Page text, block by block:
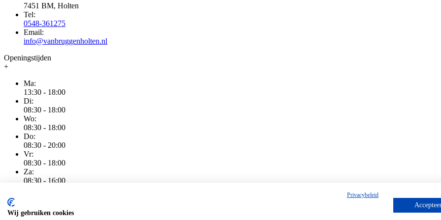
Privacybeleid
Wij gebruiken cookies
7451 BM, Holten
Tel:
0548-361275
Email:
info@vanbruggenholten.nl
Openingstijden
+
Ma:
13:30 - 18:00
Di:
08:30 - 18:00
Wo:
08:30 - 18:00
Do:
08:30 - 20:00
Vr:
08:30 - 18:00
Za:
08:30 - 16:00
Algemene voorwaarden